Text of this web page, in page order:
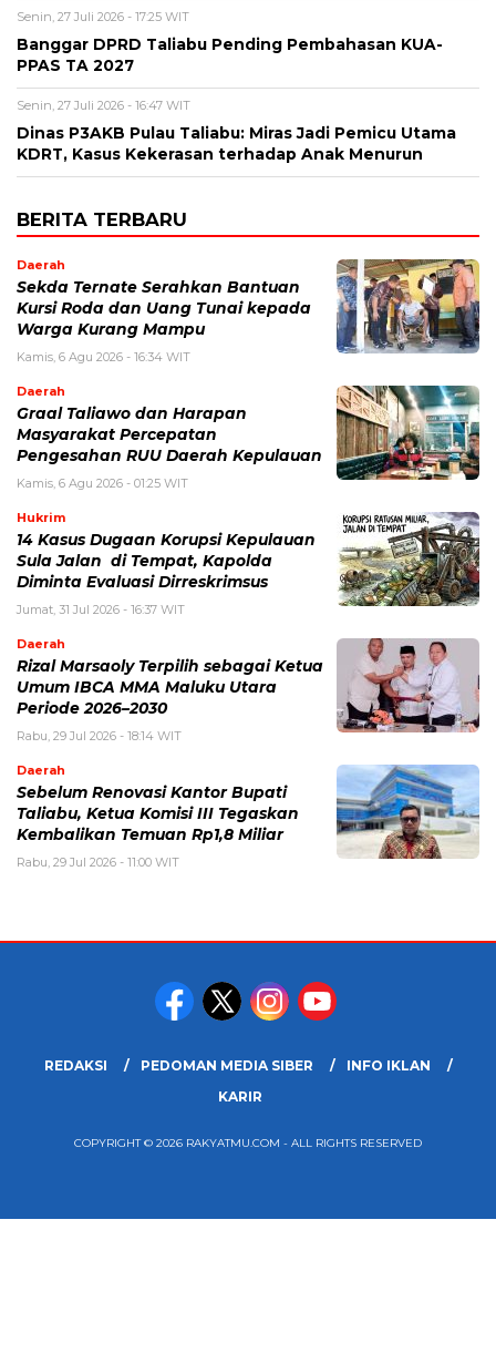
Senin, 27 Juli 2026 - 17:25 WIT
Banggar DPRD Taliabu Pending Pembahasan KUA-
PPAS TA 2027
Senin, 27 Juli 2026 - 16:47 WIT
Dinas P3AKB Pulau Taliabu: Miras Jadi Pemicu Utama
KDRT, Kasus Kekerasan terhadap Anak Menurun
BERITA TERBARU
Daerah
Sekda Ternate Serahkan Bantuan
Kursi Roda dan Uang Tunai kepada
Warga Kurang Mampu
Kamis, 6 Agu 2026 - 16:34 WIT
Daerah
Graal Taliawo dan Harapan
Masyarakat Percepatan
Pengesahan RUU Daerah Kepulauan
Kamis, 6 Agu 2026 - 01:25 WIT
Hukrim
14 Kasus Dugaan Korupsi Kepulauan
Sula Jalan di Tempat, Kapolda
Diminta Evaluasi Dirreskrimsus
Jumat, 31 Jul 2026 - 16:37 WIT
Daerah
Rizal Marsaoly Terpilih sebagai Ketua
Umum IBCA MMA Maluku Utara
Periode 2026–2030
Rabu, 29 Jul 2026 - 18:14 WIT
Daerah
Sebelum Renovasi Kantor Bupati
Taliabu, Ketua Komisi III Tegaskan
Kembalikan Temuan Rp1,8 Miliar
Rabu, 29 Jul 2026 - 11:00 WIT
REDAKSI PEDOMAN MEDIA SIBER
INFO IKLAN
KARIR
COPYRIGHT © 2026 RAKYATMU.COM - ALL RIGHTS RESERVED